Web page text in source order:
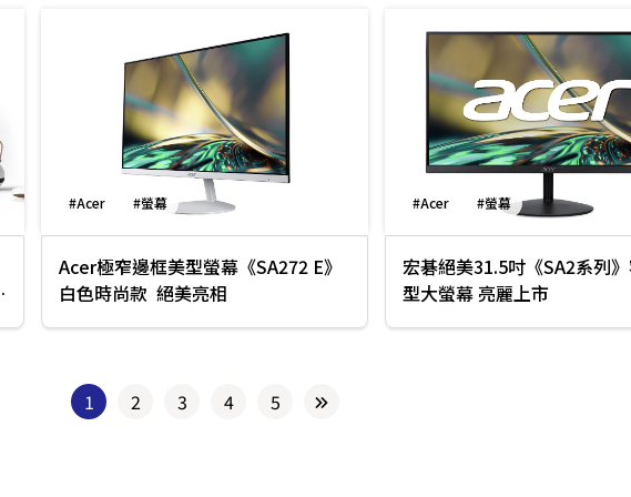
#Acer #螢幕
Acer極窄邊框美型螢幕《SA272 E》
白色時尚款 絕美亮相
#Acer #螢幕
宏碁絕美31.5吋《SA2系列
型大螢幕 亮麗上市
1 2 3 4 5